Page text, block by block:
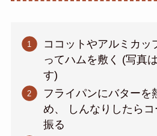
ココットやアルミカッ
ってハムを敷く (写真
す)
フライパンにバターを
め、 しんなりしたら
振る